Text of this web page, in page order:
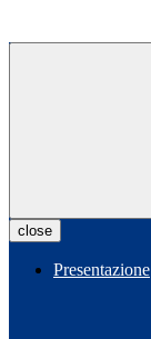
close
Presentazione